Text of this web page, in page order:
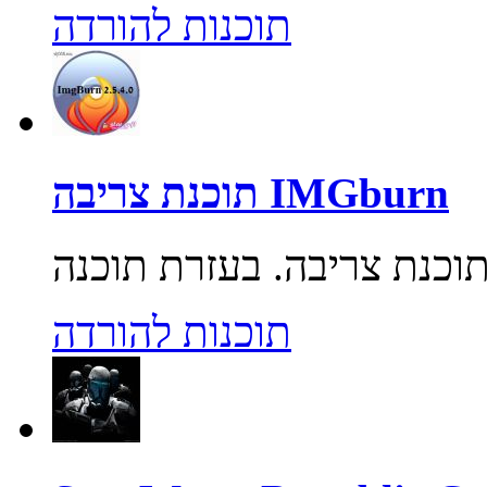
תוכנות להורדה
תוכנת צריבה IMGburn
תוכנות להורדה